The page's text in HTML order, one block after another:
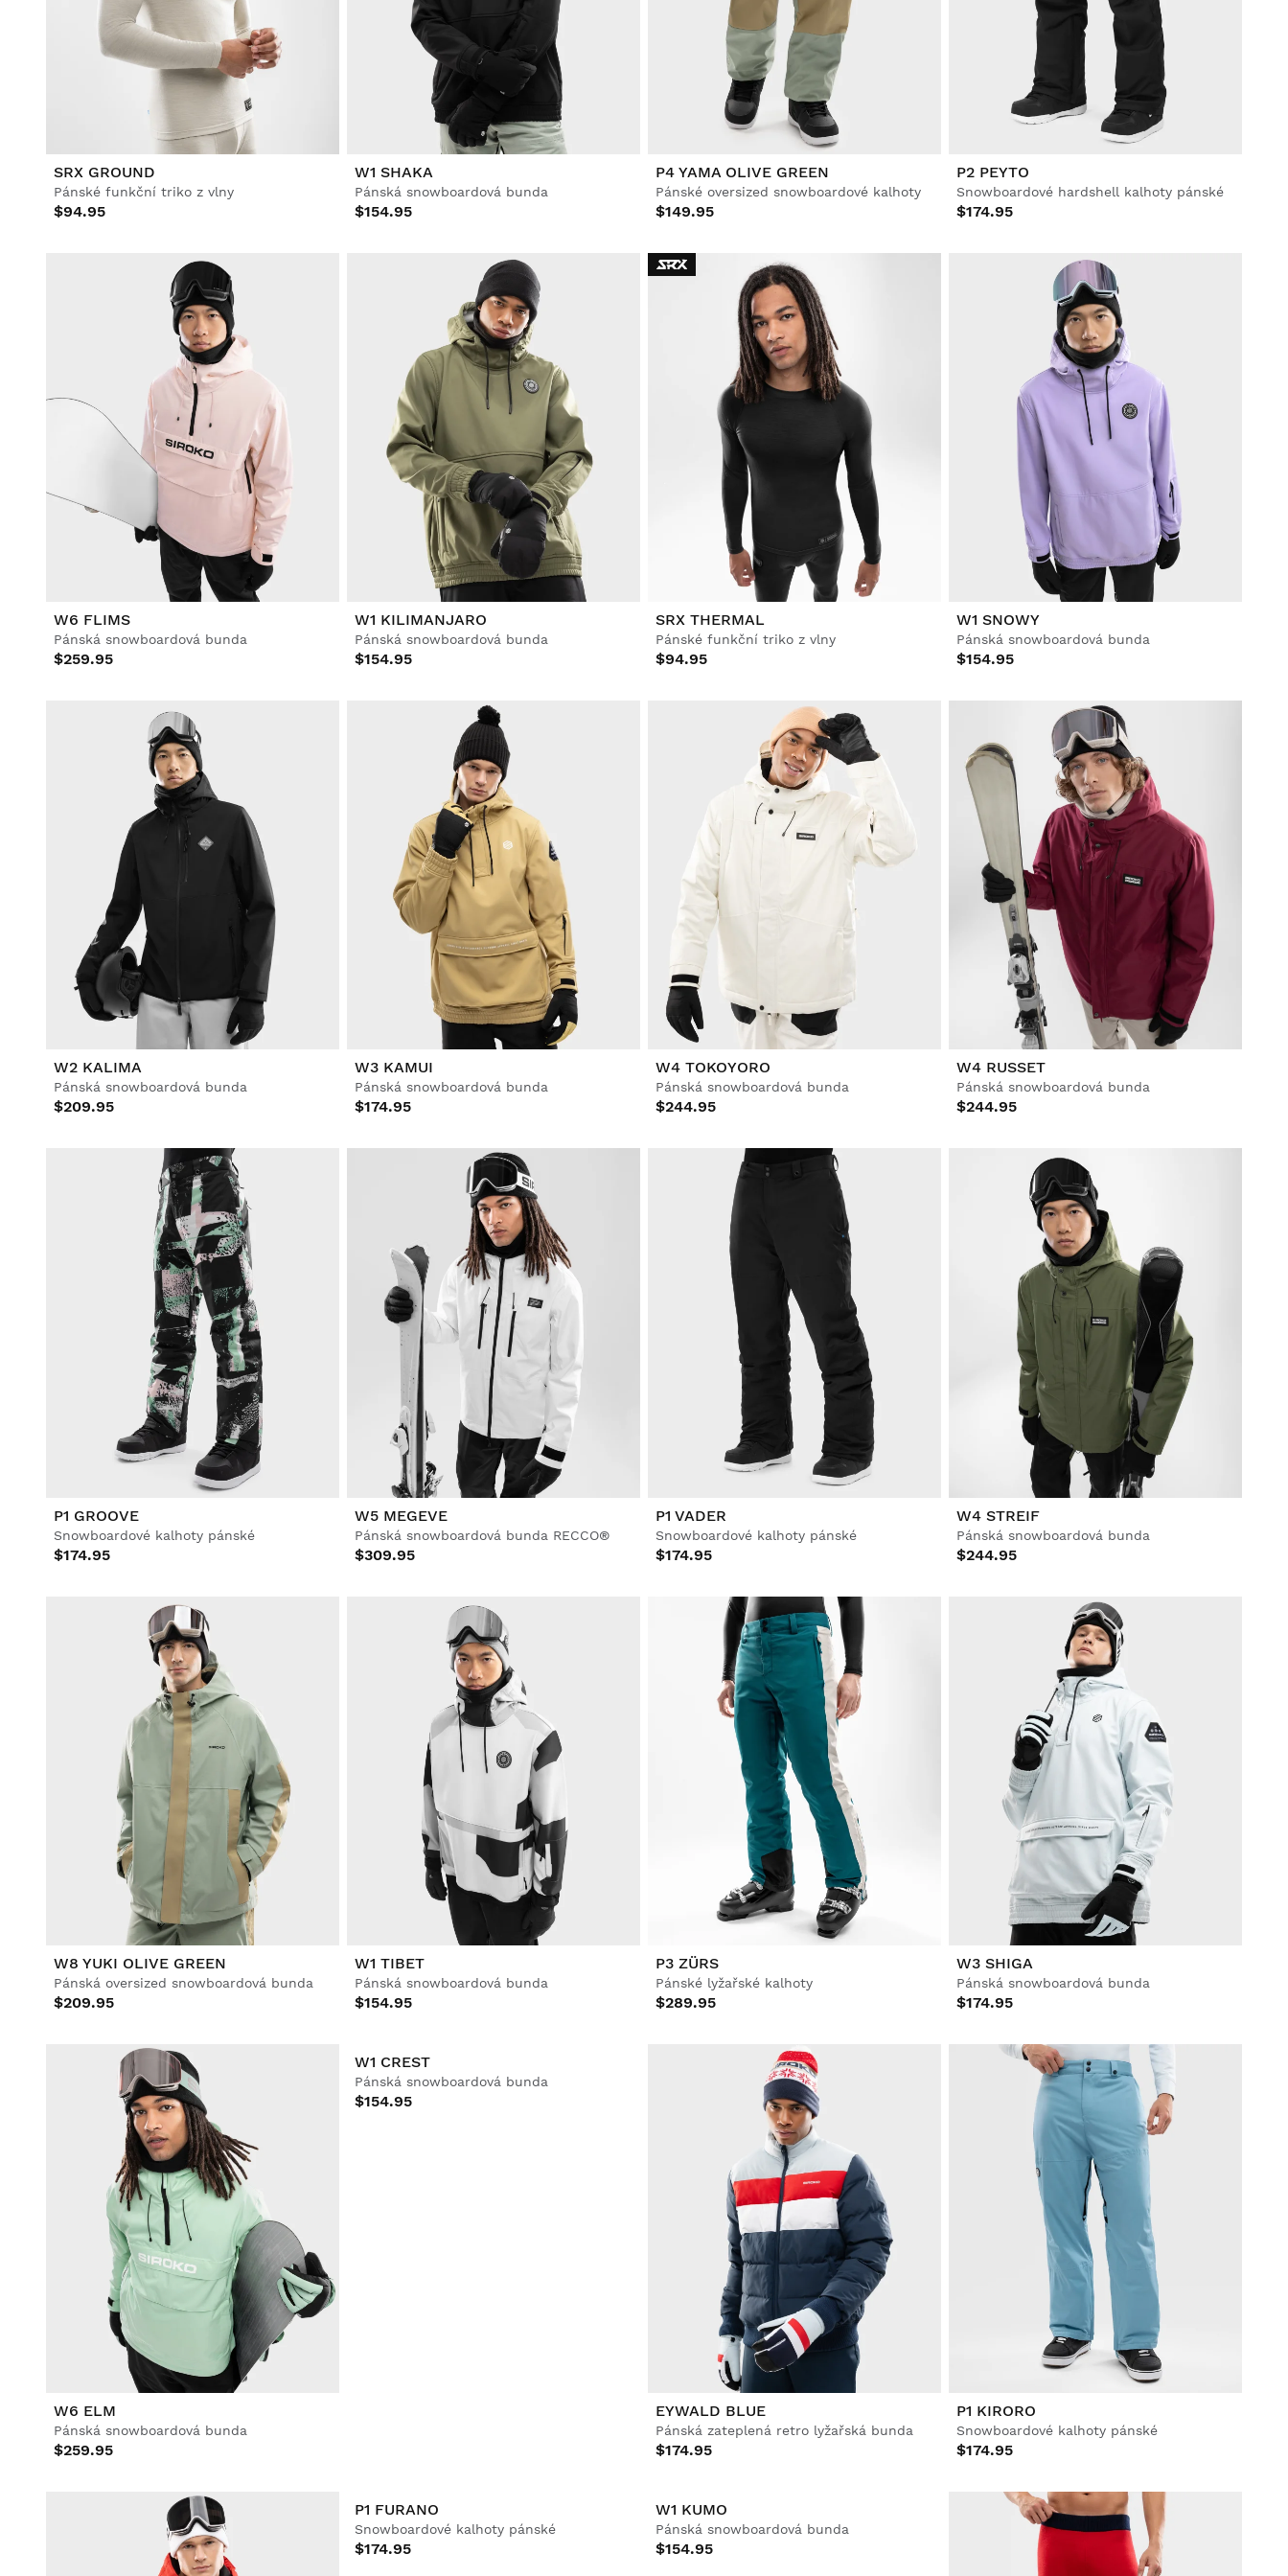
SRX GROUND
Pánské funkční triko z vlny
$94.95
W1 SHAKA
Pánská snowboardová bunda
$154.95
P4 YAMA OLIVE GREEN
Pánské oversized snowboardové kalhoty
$149.95
P2 PEYTO
Snowboardové hardshell kalhoty pánské
$174.95
W6 FLIMS
Pánská snowboardová bunda
$259.95
W1 KILIMANJARO
Pánská snowboardová bunda
$154.95
SRX THERMAL
Pánské funkční triko z vlny
$94.95
W1 SNOWY
Pánská snowboardová bunda
$154.95
W2 KALIMA
Pánská snowboardová bunda
$209.95
W3 KAMUI
Pánská snowboardová bunda
$174.95
W4 TOKOYORO
Pánská snowboardová bunda
$244.95
W4 RUSSET
Pánská snowboardová bunda
$244.95
P1 GROOVE
Snowboardové kalhoty pánské
$174.95
W5 MEGEVE
Pánská snowboardová bunda RECCO®
$309.95
P1 VADER
Snowboardové kalhoty pánské
$174.95
W4 STREIF
Pánská snowboardová bunda
$244.95
W8 YUKI OLIVE GREEN
Pánská oversized snowboardová bunda
$209.95
W1 TIBET
Pánská snowboardová bunda
$154.95
P3 ZÜRS
Pánské lyžařské kalhoty
$289.95
W3 SHIGA
Pánská snowboardová bunda
$174.95
W6 ELM
Pánská snowboardová bunda
$259.95
EYWALD BLUE
Pánská zateplená retro lyžařská bunda
$174.95
P1 KIRORO
Snowboardové kalhoty pánské
$174.95